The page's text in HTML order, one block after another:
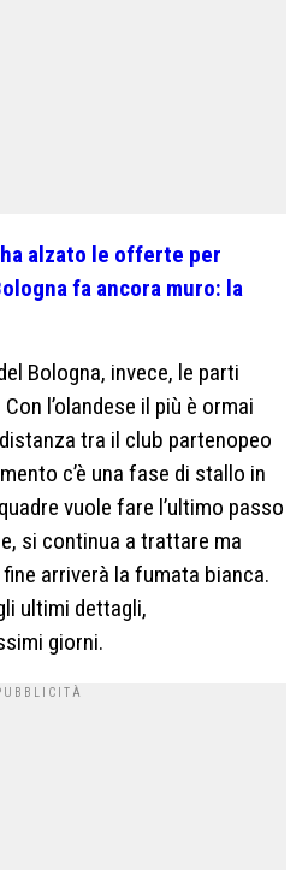
alzato le offerte per
fa ancora muro: la
Bologna, invece, le parti
l’olandese il più è ormai
tra il club partenopeo
c’è una fase di stallo in
vuole fare l’ultimo passo
si continua a trattare ma
arriverà la fumata bianca.
ultimi dettagli,
giorni.